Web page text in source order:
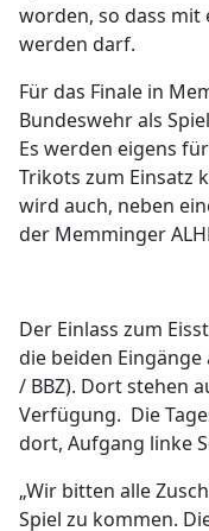
worden, so dass
werden darf.
Für das Finale in
Bundeswehr als
Es werden eigens
Trikots zum Einsatz
wird auch, neben
der Memminger
Der Einlass zum
die beiden
/ BBZ). Dort stehen
Verfügung. Die
dort, Aufgang linke
„Wir bitten alle
Spiel zu kommen.